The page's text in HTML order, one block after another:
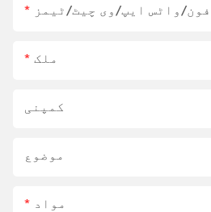
فون/واٹس ایپ/وی چیٹ/ٹیمز
ملک
کمپنی
موضوع
مواد